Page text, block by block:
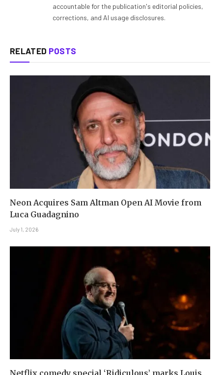
accountable for the publication's editorial policies,
corrections, and AI usage disclosures.
RELATED POSTS
Neon Acquires Sam Altman Open AI Movie from
Luca Guadagnino
July 1, 2026